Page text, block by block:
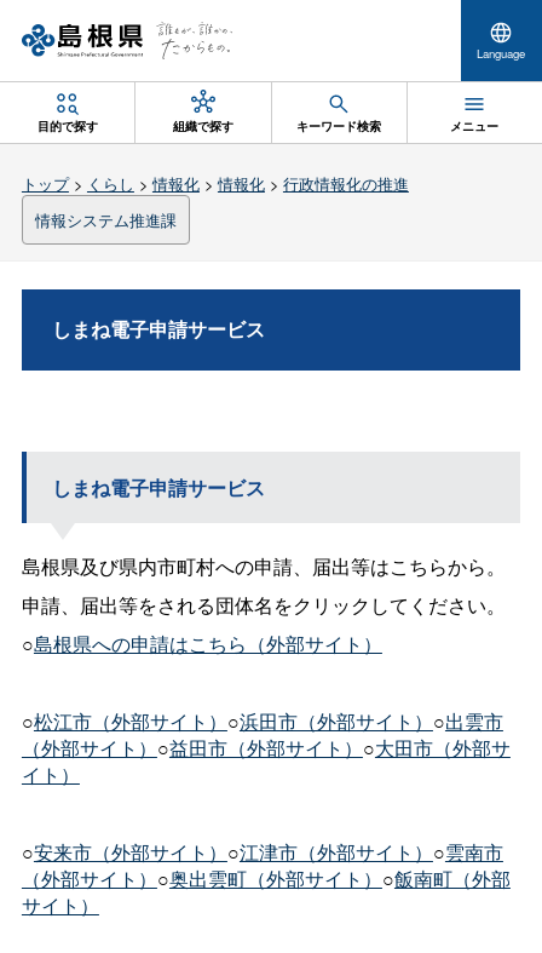
Language
目的で探す 組織で探す キーワード検索 メニュー
トップ> くらし >情報化>情報化> 行政情報化の推進
情報システム推進課
しまね電子申請サービス
しまね電子申請サービス
島根県及び県内市町村への申請、届出等はこちらから。
申請、届出等をされる団体名をクリックしてください。
○島根県への申請はこちら（外部サイト）
○松江市（外部サイト） ○浜田市（外部サイト） ○出雲市
（外部サイト） ○益田市（外部サイト） ○大田市（外部サ
イト）
○安来市（外部サイト） ○江津市（外部サイト） ○雲南市
（外部サイト） ○奥出雲町（外部サイト） ○飯南町（外部
サイト）